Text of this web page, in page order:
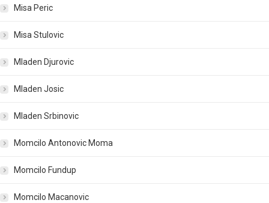
Misa Peric
Misa Stulovic
Mladen Djurovic
Mladen Josic
Mladen Srbinovic
Momcilo Antonovic Moma
Momcilo Fundup
Momcilo Macanovic